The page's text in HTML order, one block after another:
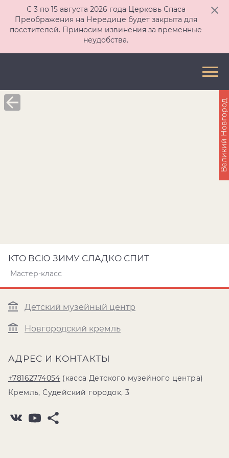
С 3 по 15 августа 2026 года Церковь Спаса
Преображения на Нередице будет закрыта для
посетителей. Приносим извинения за временные
неудобства.
КТО ВСЮ ЗИМУ СЛАДКО СПИТ
Мастер-класс
Детский музейный центр
Новгородский кремль
АДРЕС И КОНТАКТЫ
+78162774054 (касса Детского музейного центра)
Кремль, Судейский городок, 3
Великий Новгород